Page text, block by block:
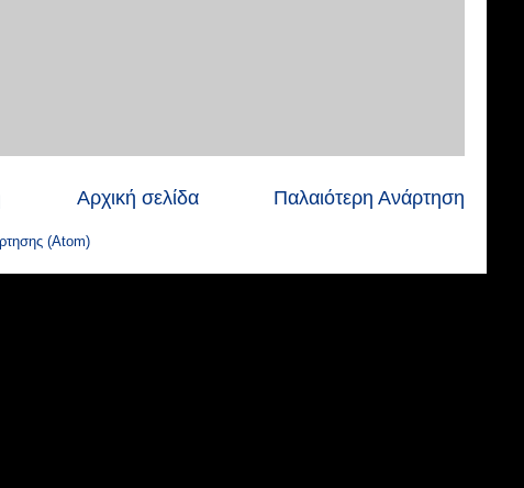
Παλαιότερη Ανάρτηση
Αρχική σελίδα
(Atom)